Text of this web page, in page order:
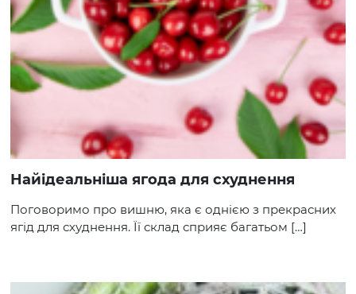
Найідеальніша ягода для схуднення
Поговоримо про вишню, яка є однією з прекрасних
ягід для схуднення. Її склад сприяє багатьом […]